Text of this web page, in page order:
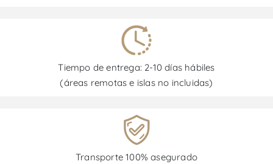
Tiempo de entrega: 2-10 días hábiles
(áreas remotas e islas no incluidas)
Transporte 100% asegurado